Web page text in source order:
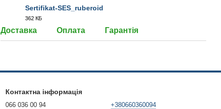
Sertifikat-SES_ruberoid
362 КБ
Доставка Оплата Гарантія
Контактна інформація
066 036 00 94 +380660360094